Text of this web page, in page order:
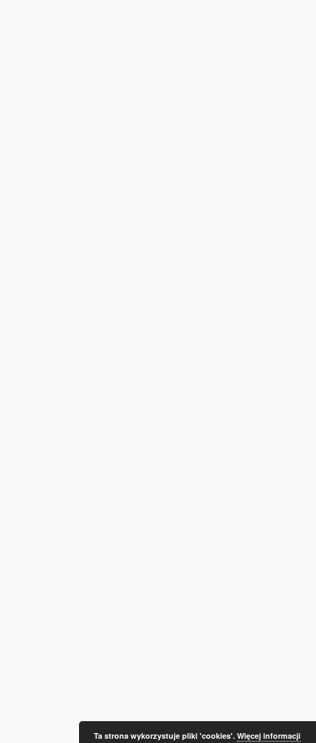
Ta strona wykorzystuje pliki 'cookies'. Więcej informacji